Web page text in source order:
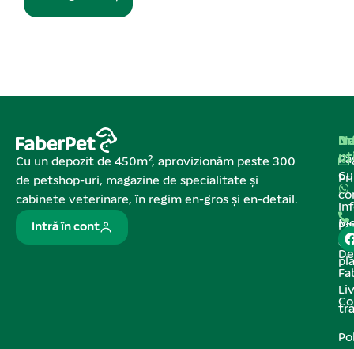
Cu un depozit de 450m², aprovizionăm peste 300
de petshop-uri, magazine de specialitate și
cabinete veterinare, în regim en-gros și en-detail.
Intră în cont
de